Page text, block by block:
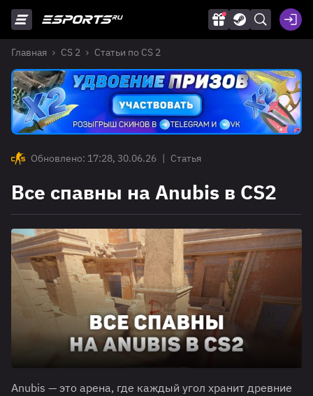
Главная CS 2 Статьи по CS 2
Обновлено: 17:28, 30.06.26 | Статья
Все спавны на Anubis в CS2
Anubis — это арена, где каждый угол хранит древние